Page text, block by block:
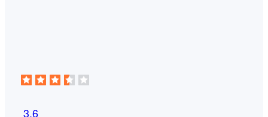
3.6